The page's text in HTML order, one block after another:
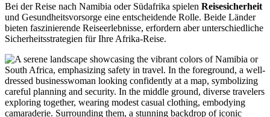
Bei der Reise nach Namibia oder Südafrika spielen Reisesicherheit
und Gesundheitsvorsorge eine entscheidende Rolle. Beide Länder
bieten faszinierende Reiseerlebnisse, erfordern aber unterschiedliche
Sicherheitsstrategien für Ihre Afrika-Reise.